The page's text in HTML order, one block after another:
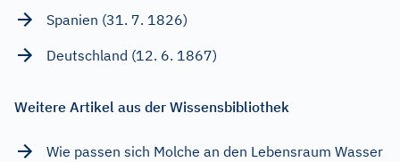
Spanien (31. 7. 1826)
Deutschland (12. 6. 1867)
Weitere Artikel aus der Wissensbibliothek
Wie passen sich Molche an den Lebensraum Wasser